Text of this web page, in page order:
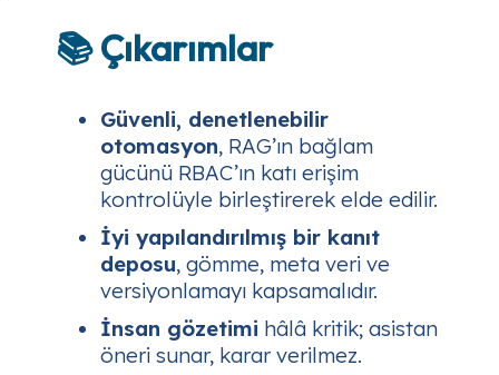
📚 Çıkarımlar
Güvenli, denetlenebilir
otomasyon, RAG’ın bağlam
gücünü RBAC’ın katı erişim
kontrolüyle birleştirerek elde edilir.
İyi yapılandırılmış bir kanıt
deposu, gömme, meta veri ve
versiyonlamayı kapsamalıdır.
İnsan gözetimi hâlâ kritik; asistan
öneri sunar, karar verilmez.